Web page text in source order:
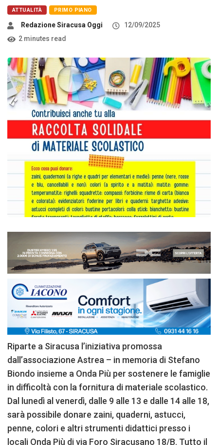
ATTUALITÀ PRIMO PIANO
Redazione Siracusa Oggi
12/09/2025
2 minutes read
Riparte a Siracusa l’iniziativa promossa
dall’associazione Astrea – in memoria di Stefano
Biondo insieme a Onda Più per sostenere le famiglie
in difficoltà con la fornitura di materiale scolastico.
Dal lunedì al venerdì, dalle 9 alle 13 e dalle 14 alle 18,
sarà possibile donare zaini, quaderni, astucci,
penne, colori e altri strumenti didattici presso i
locali Onda Più di via Foro Siracusano 18/B. Tutto il